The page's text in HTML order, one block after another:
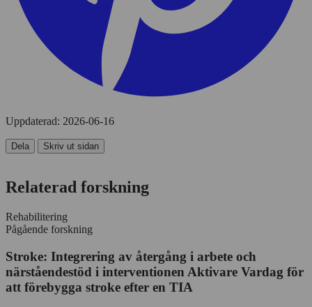
Uppdaterad: 2026-06-16
Dela Skriv ut sidan
Relaterad forskning
Rehabilitering
Pågående forskning
Stroke: Integrering av återgång i arbete och
närståendestöd i interventionen Aktivare Vardag för
att förebygga stroke efter en TIA